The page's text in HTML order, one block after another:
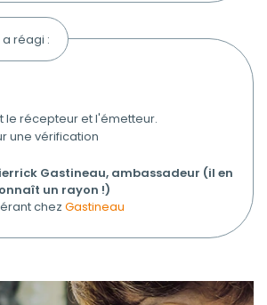
réagi :
le récepteur et l'émetteur.
une vérification
Gastineau, ambassadeur (il en
un rayon !)
chez Gastineau